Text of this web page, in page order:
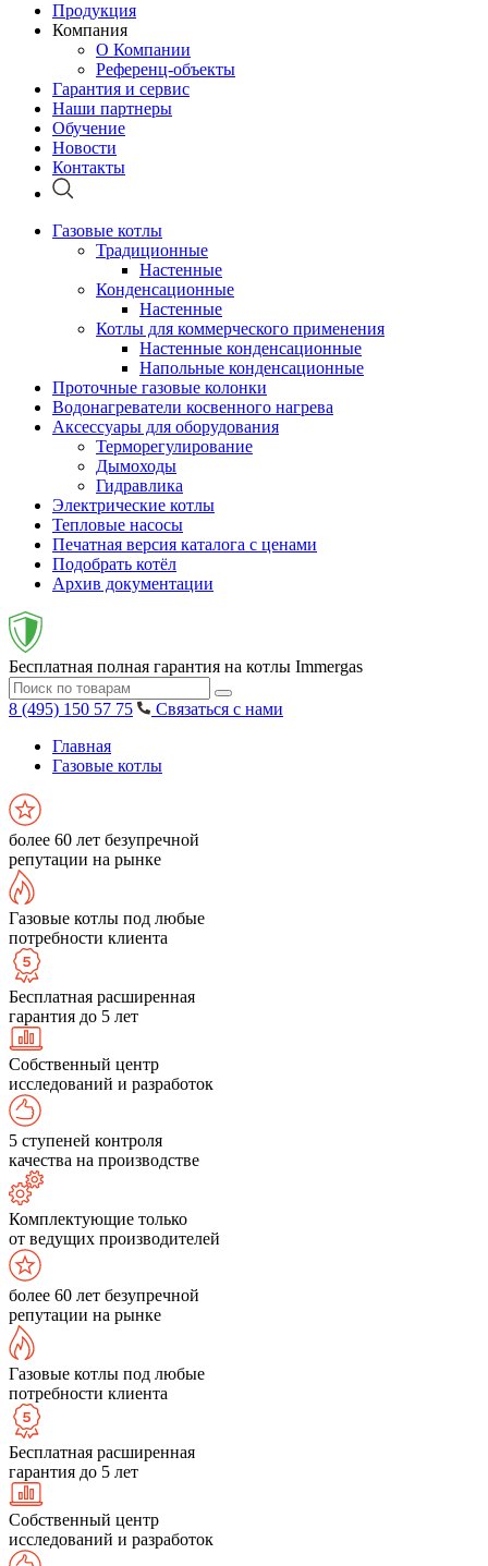
Продукция
Компания
О Компании
Референц-объекты
Гарантия и сервис
Наши партнеры
Обучение
Новости
Контакты
Газовые котлы
Традиционные
Настенные
Конденсационные
Настенные
Котлы для коммерческого применения
Настенные конденсационные
Напольные конденсационные
Проточные газовые колонки
Водонагреватели косвенного нагрева
Аксессуары для оборудования
Терморегулирование
Дымоходы
Гидравлика
Электрические котлы
Тепловые насосы
Печатная версия каталога с ценами
Подобрать котёл
Архив документации
Бесплатная полная гарантия на котлы Immergas
8 (495) 150 57 75
Связаться с нами
Главная
Газовые котлы
более 60 лет безупречной
репутации на рынке
Газовые котлы под любые
потребности клиента
Бесплатная расширенная
гарантия до 5 лет
Собственный центр
исследований и разработок
5 ступеней контроля
качества на производстве
Комплектующие только
от ведущих производителей
более 60 лет безупречной
репутации на рынке
Газовые котлы под любые
потребности клиента
Бесплатная расширенная
гарантия до 5 лет
Собственный центр
исследований и разработок